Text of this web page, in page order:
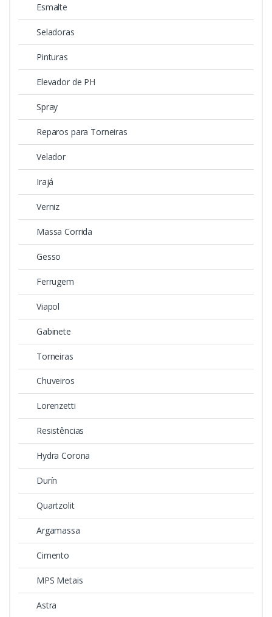
Esmalte
Seladoras
Pinturas
Elevador de PH
Spray
Reparos para Torneiras
Velador
Irajá
Verniz
Massa Corrida
Gesso
Ferrugem
Viapol
Gabinete
Torneiras
Chuveiros
Lorenzetti
Resistências
Hydra Corona
Durín
Quartzolit
Argamassa
Cimento
MPS Metais
Astra